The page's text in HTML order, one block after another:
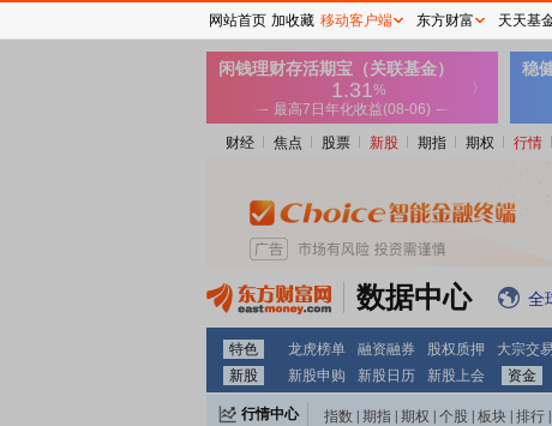
财经 焦点 股票 新股 期指 期权 行情
数据中心 全
特色 龙虎榜单 融资融券 股权质押 大宗交易
新股
新股申购 新股日历 新股上会 资金
行情中心 指数 期指 期权 个股 板块 排行
网站首页 加收藏 移动客户端 东方财富 天天基